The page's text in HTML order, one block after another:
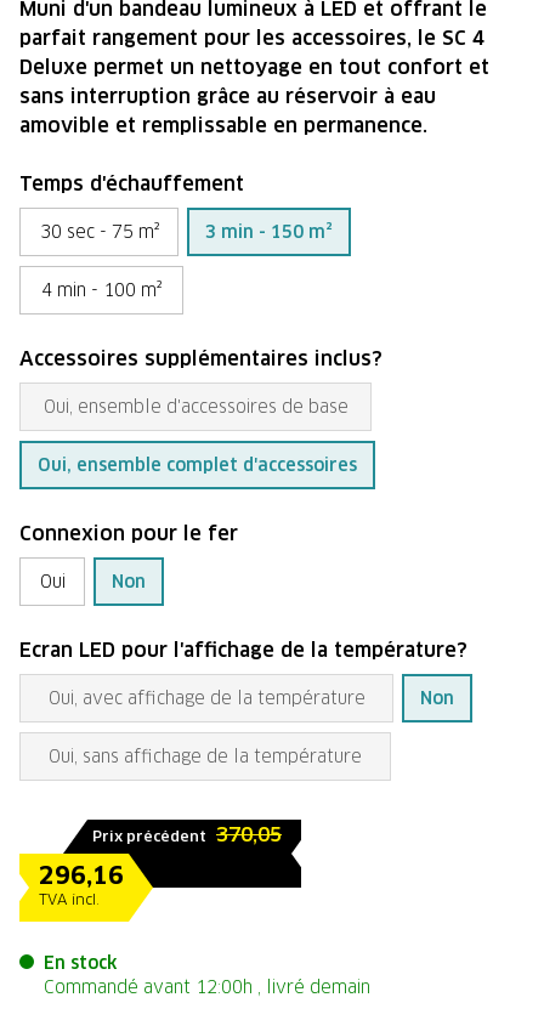
Temps d'échauffement
30 sec - 75 m² 3 min - 150 m²
4 min - 100 m²
Accessoires supplémentaires inclus?
Oui, ensemble d'accessoires de base
Oui, ensemble complet d'accessoires
Connexion pour le fer
Oui Non
Ecran LED pour l'affichage de la température?
Oui, avec affichage de la température Non
Oui, sans affichage de la température
Prix précédent 370,05
296,16
TVA incl.
En stock
Commandé avant 12:00h , livré demain
Muni d'un bandeau lumineux à LED et offrant le
parfait rangement pour les accessoires, le SC 4
Deluxe permet un nettoyage en tout confort et
sans interruption grâce au réservoir à eau
amovible et remplissable en permanence.